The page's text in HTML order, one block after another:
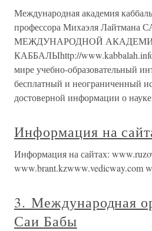
Международная академия
профессора Михаэля Лайтмана
МЕЖДУНАРОДНОЙ
КАББАЛЫhttp://
мире учебно-образовательный
бесплатный и неограниченный
достоверной информации о науке
Информация на
Информация на сайтах:
www.brant.kzwww.vedicway.com
3. Международная
Саи Бабы